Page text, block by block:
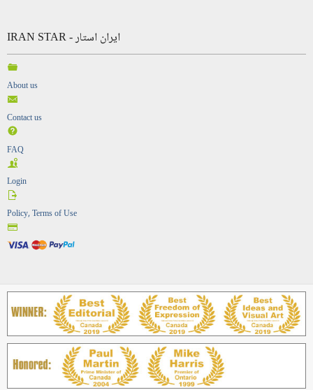
IRAN STAR - ایران استار
About us
Contact us
FAQ
Login
Policy, Terms of Use